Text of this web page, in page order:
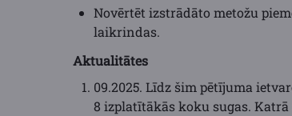
Novērtēt izstrādāto metožu
laikrindas.
Aktualitātes
09.2025. Līdz šim pētījuma
8 izplatītākās koku sugas.